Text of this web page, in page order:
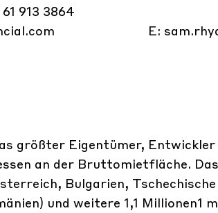
913 3864
E:
größter Eigentümer,
an der Bruttomietfläche.
Bulgarien,
und weitere 1,1 Millionen1